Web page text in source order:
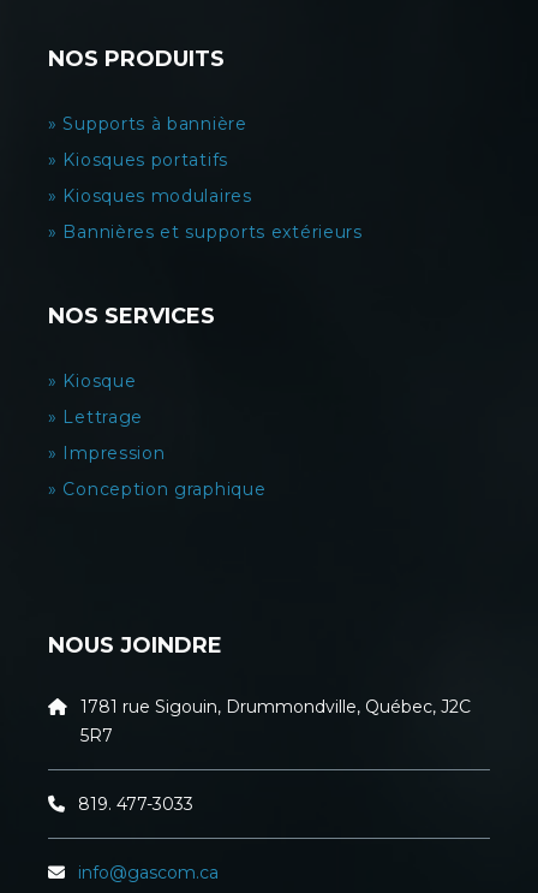
NOS PRODUITS
» Supports à bannière
» Kiosques portatifs
» Kiosques modulaires
» Bannières et supports extérieurs
NOS SERVICES
» Kiosque
» Lettrage
» Impression
» Conception graphique
NOUS JOINDRE
1781 rue Sigouin, Drummondville, Québec, J2C
5R7
819. 477-3033
info@gascom.ca